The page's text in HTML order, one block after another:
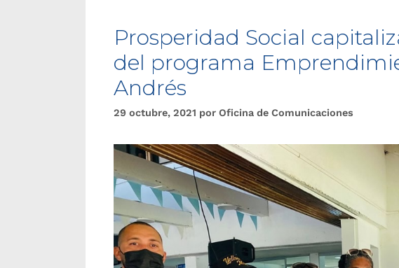
Prosperidad Social
del programa
Andrés
29 octubre, 2021 por Oficina de Comunicaciones